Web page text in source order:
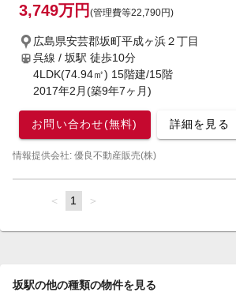
3,749万円 (管理費等22,790円)
広島県安芸郡坂町平成ヶ浜２丁目
呉線 / 坂駅 徒歩10分
4LDK(74.94㎡) 15階建/15階
2017年2月(築9年7ヶ月)
お問い合わせ(無料) 詳細を見る
情報提供会社: 優良不動産販売(株)
page
You're
page
1 page
坂駅の他の種類の物件を見る